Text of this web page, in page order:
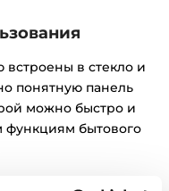
в стекло и
понятную панель
можно быстро и
функциям бытового